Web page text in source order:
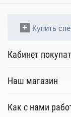
Купить
Кабинет
Наш магазин
Как с нами